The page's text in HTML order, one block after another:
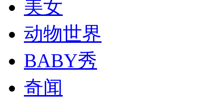
司机酒驾遇交警 急速倒车逃窜
美女
动物世界
BABY秀
奇闻